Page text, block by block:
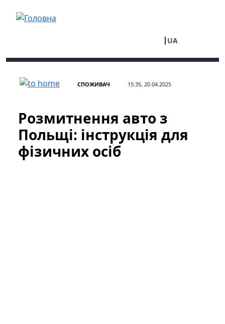
UA
СПОЖИВАЧ 15:35, 20.04.2025
Розмитнення авто з
Польщі: інструкція для
фізичних осіб